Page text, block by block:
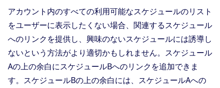
アカウント内のすべての利用可能なスケジュールのリスト
をユーザーに表示したくない場合、関連するスケジュール
へのリンクを提供し、興味のないスケジュールには誘導し
ないという方法がより適切かもしれません。スケジュール
Aの上の余白にスケジュールBへのリンクを追加できま
す。スケジュールBの上の余白には、スケジュールAへの